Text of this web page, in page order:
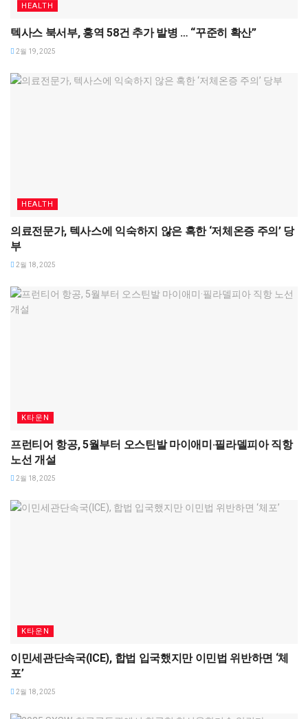
HEALTH
텍사스 북서부, 홍역 58건 추가 발병 … “꾸준히 확산”
2월 19, 2025
HEALTH
의료전문가, 텍사스에 익숙하지 않은 혹한 ‘저체온증 주의’ 당
부
2월 18, 2025
K타운N
프런티어 항공, 5월부터 오스틴발 마이애미·필라델피아 직항
노선 개설
2월 18, 2025
K타운N
이민세관단속국(ICE), 합법 입국했지만 이민법 위반하면 ‘체
포’
2월 18, 2025